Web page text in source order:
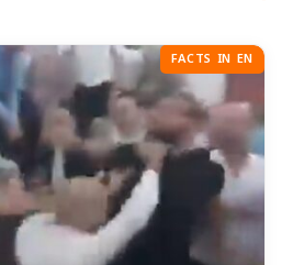
FACTS IN EN